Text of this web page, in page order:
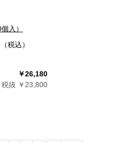
入）
税込）
￥26,180
税抜 ￥23,800